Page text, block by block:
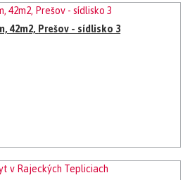
1 izbový byt na prenájom, 42m2, Prešov - sídlisko 3